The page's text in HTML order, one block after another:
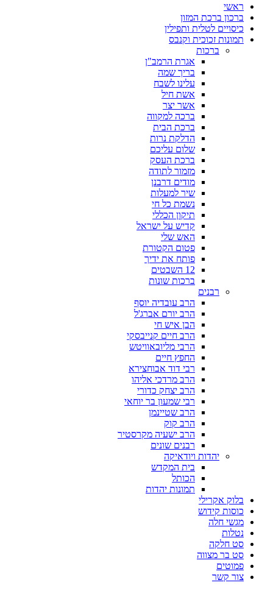
ראשי
ברכון ברכת המזון
כיסויים לטלית ותפילין
תמונות זכוכית וקנבס
ברכות
אגרת הרמב"ן
בריך שמה
עלינו לשבח
אשת חיל
אשר יצר
ברכה למקווה
ברכת הבית
הדלקת נרות
שלום עליכם
ברכת העסק
מזמור לתודה
מודים דרבנן
שיר למעלות
נשמת כל חי
תיקון הכללי
קדיש על ישראל
האש שלי
פטום הקטורת
פותח את ידיך
12 השבטים
ברכות שונות
רבנים
הרב עובדיה יוסף
הרב יורם אברג'ל
הבן איש חי
הרב חיים קנייבסקי
הרבי מליובאוויטש
החפץ חיים
רבי דוד אבוחצירא
הרב מרדכי אליהו
הרב יצחק כדורי
רבי שמעון בר יוחאי
הרב שטיינמן
הרב קוק
הרב ישעיה מקרסטיר
רבנים שונים
יהדות ויודאיקה
בית המקדש
הכותל
תמונות יהדות
בלוק אקרילי
כוסות קידוש
מגשי חלה
נטלות
סט חלקה
סט בר מצווה
פמוטים
צור קשר